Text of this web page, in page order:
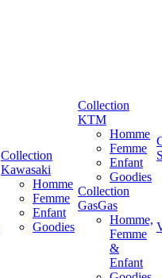
Collection
Kawasaki
Homme
Femme
Enfant
Goodies
Collection
KTM
Homme
Femme
Enfant
Goodies
Collection
GasGas
Homme,
Femme
&
Enfant